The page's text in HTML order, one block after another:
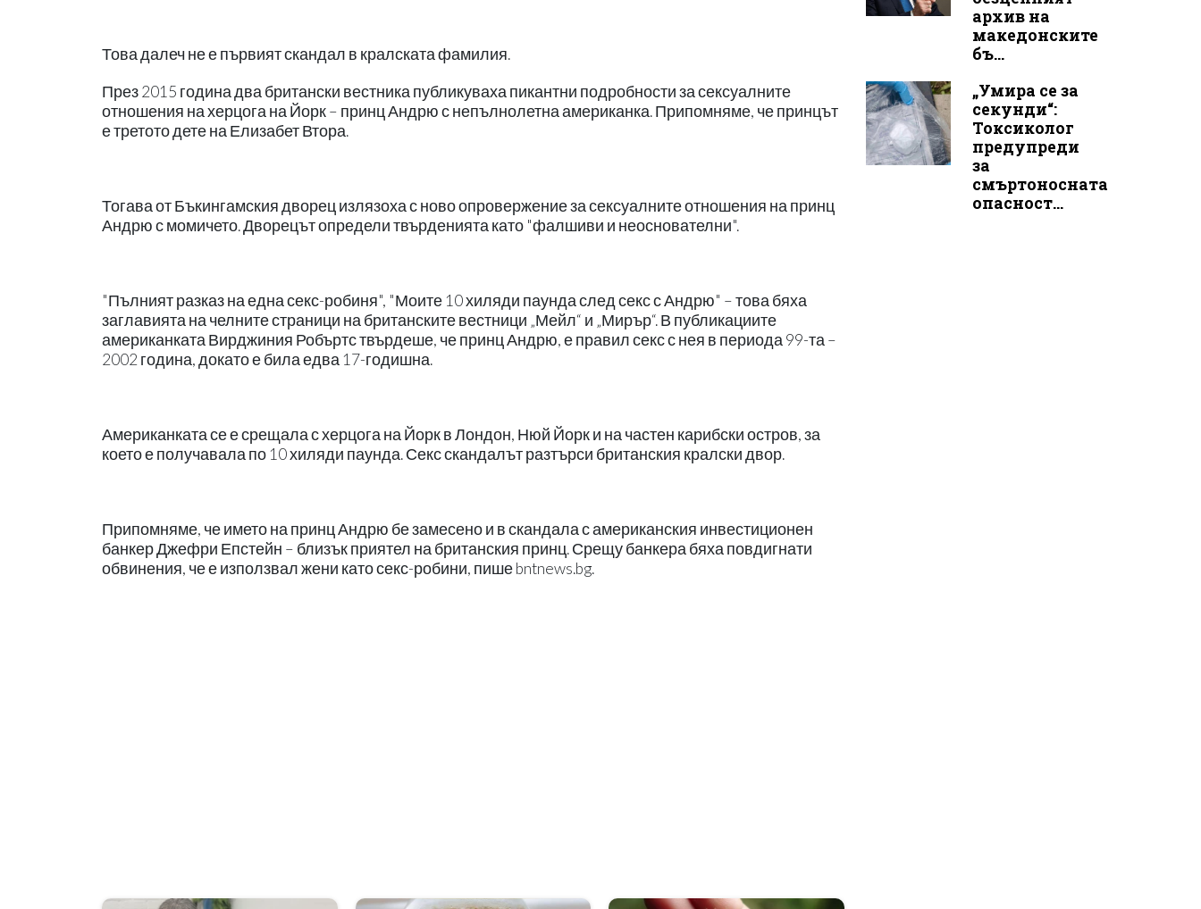
Това далеч не е първият скандал в кралската фамилия.
През 2015 година два британски вестника публикуваха пикантни подробности за сексуалните
отношения на херцога на Йорк – принц Андрю с непълнолетна американка. Припомняме, че принцът
е третото дете на Елизабет Втора.
Тогава от Бъкингамския дворец излязоха с ново опровержение за сексуалните отношения на принц
Андрю с момичето. Дворецът определи твърденията като "фалшиви и неоснователни".
"Пълният разказ на една секс-робиня", "Моите 10 хиляди паунда след секс с Андрю" – това бяха
заглавията на челните страници на британските вестници „Мейл“ и „Мирър“. В публикациите
американката Вирджиния Робъртс твърдеше, че принц Андрю, е правил секс с нея в периода 99-та –
2002 година, докато е била едва 17-годишна.
Американката се е срещала с херцога на Йорк в Лондон, Нюй Йорк и на частен карибски остров, за
което е получавала по 10 хиляди паунда. Секс скандалът разтърси британския кралски двор.
Припомняме, че името на принц Андрю бе замесено и в скандала с американския инвестиционен
банкер Джефри Епстейн – близък приятел на британския принц. Срещу банкера бяха повдигнати
обвинения, че е използвал жени като секс-робини, пише bntnews.bg.
архив на
македонските
бъ...
„Умира се за
секунди“:
Токсиколог
предупреди
за
смъртоносната
опасност...